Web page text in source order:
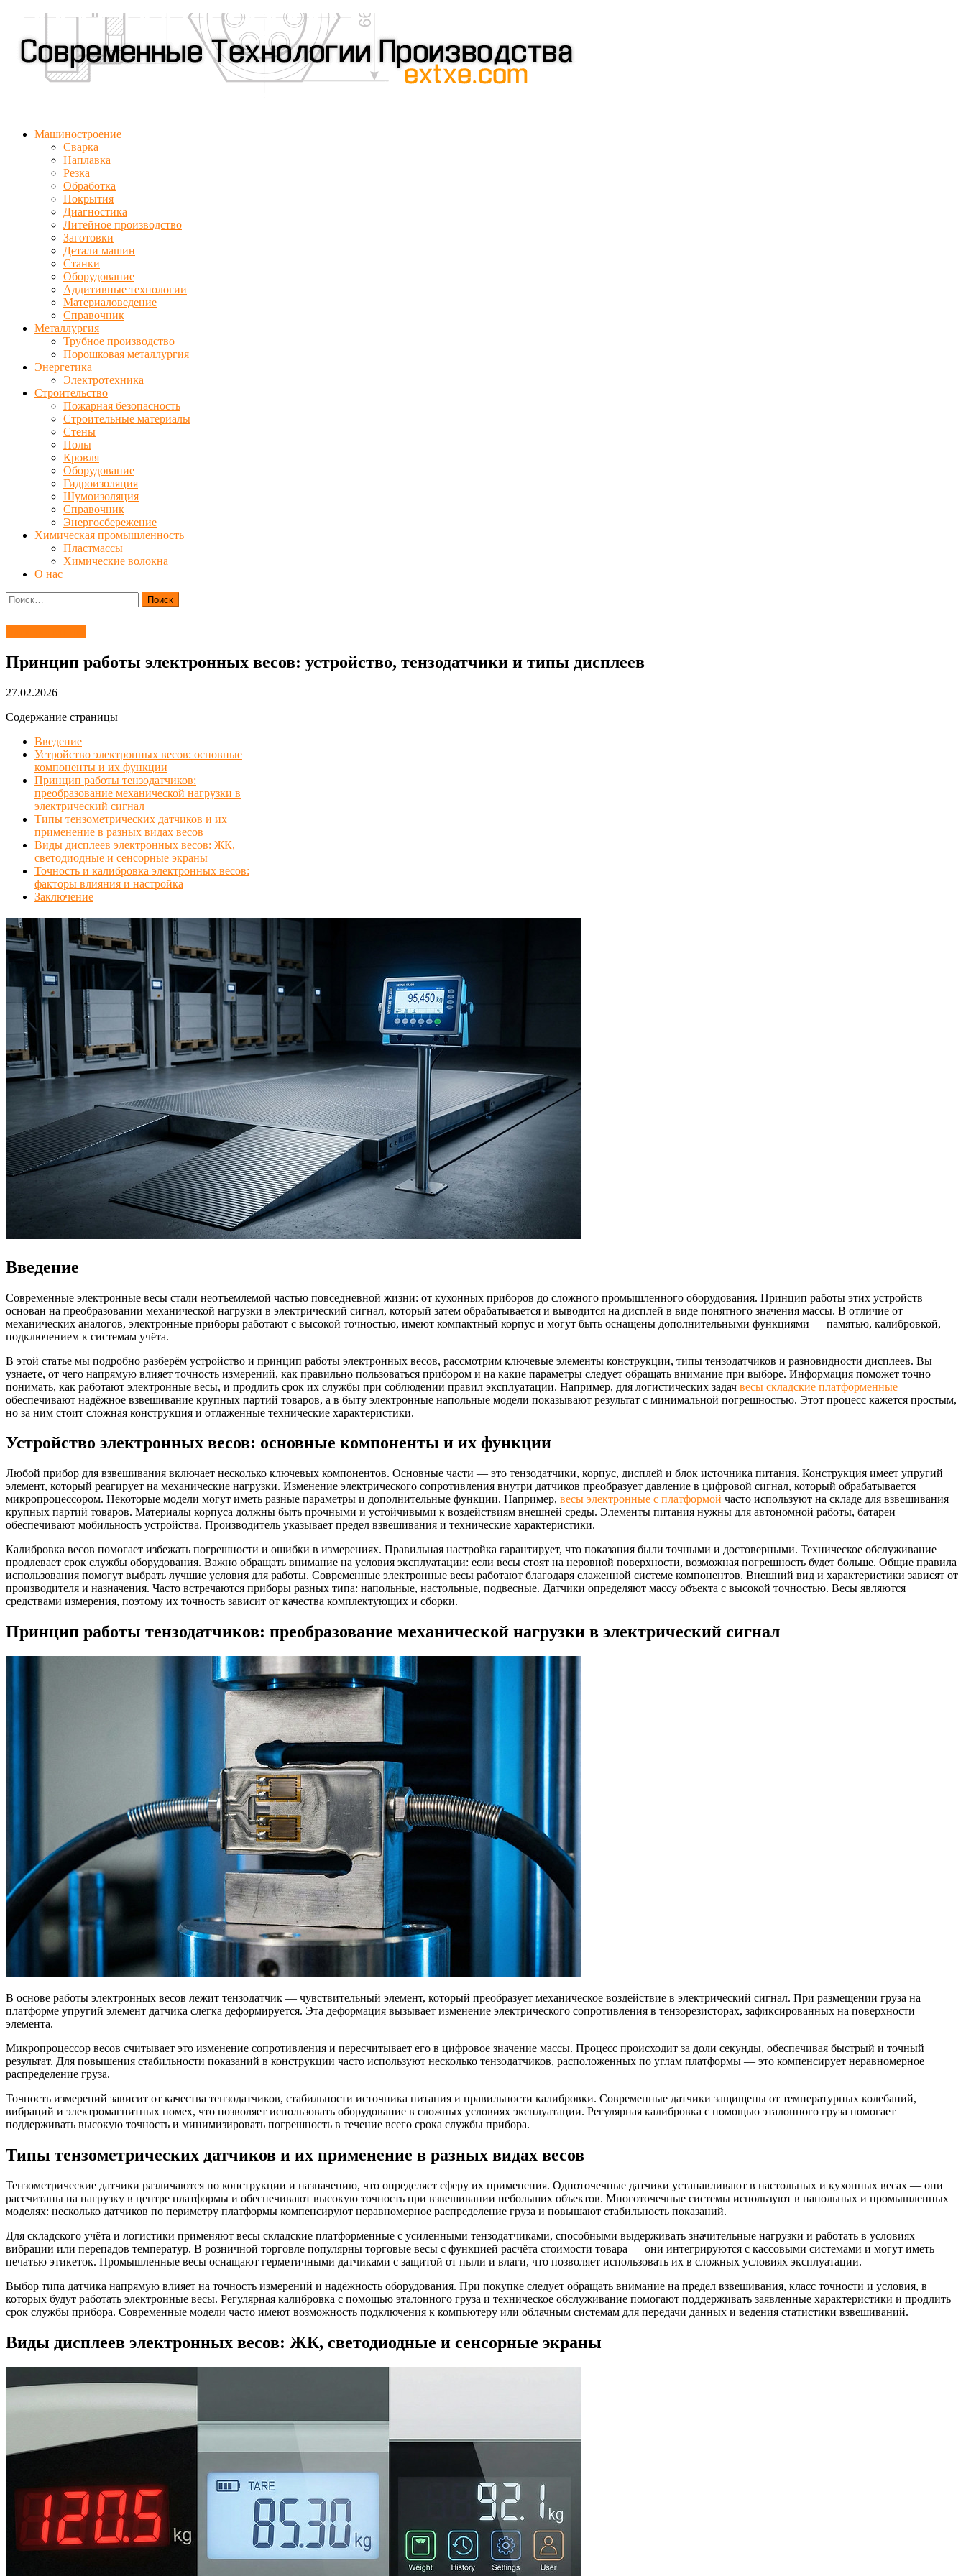
Машиностроение
Сварка
Наплавка
Резка
Обработка
Покрытия
Диагностика
Литейное производство
Заготовки
Детали машин
Станки
Оборудование
Аддитивные технологии
Материаловедение
Справочник
Металлургия
Трубное производство
Порошковая металлургия
Энергетика
Электротехника
Строительство
Пожарная безопасность
Строительные материалы
Стены
Полы
Кровля
Оборудование
Гидроизоляция
Шумоизоляция
Справочник
Энергосбережение
Химическая промышленность
Пластмассы
Химические волокна
О нас
Найти:
Принцип работы электронных весов: устройство, тензодатчики и типы дисплеев
27.02.2026
Содержание страницы
Введение
Устройство электронных весов: основные
компоненты и их функции
Принцип работы тензодатчиков:
преобразование механической нагрузки в
электрический сигнал
Типы тензометрических датчиков и их
применение в разных видах весов
Виды дисплеев электронных весов: ЖК,
светодиодные и сенсорные экраны
Точность и калибровка электронных весов:
факторы влияния и настройка
Заключение
Введение
Современные электронные весы стали неотъемлемой частью повседневной жизни: от кухонных приборов до сложного промышленного оборудования. Принцип работы этих устройств
основан на преобразовании механической нагрузки в электрический сигнал, который затем обрабатывается и выводится на дисплей в виде понятного значения массы. В отличие от
механических аналогов, электронные приборы работают с высокой точностью, имеют компактный корпус и могут быть оснащены дополнительными функциями — памятью, калибровкой,
подключением к системам учёта.
В этой статье мы подробно разберём устройство и принцип работы электронных весов, рассмотрим ключевые элементы конструкции, типы тензодатчиков и разновидности дисплеев. Вы
узнаете, от чего напрямую влияет точность измерений, как правильно пользоваться прибором и на какие параметры следует обращать внимание при выборе. Информация поможет точно
понимать, как работают электронные весы, и продлить срок их службы при соблюдении правил эксплуатации. Например, для логистических задач весы складские платформенные
обеспечивают надёжное взвешивание крупных партий товаров, а в быту электронные напольные модели показывают результат с минимальной погрешностью. Этот процесс кажется простым,
но за ним стоит сложная конструкция и отлаженные технические характеристики.
Устройство электронных весов: основные компоненты и их функции
Любой прибор для взвешивания включает несколько ключевых компонентов. Основные части — это тензодатчики, корпус, дисплей и блок источника питания. Конструкция имеет упругий
элемент, который реагирует на механические нагрузки. Изменение электрического сопротивления внутри датчиков преобразует давление в цифровой сигнал, который обрабатывается
микропроцессором. Некоторые модели могут иметь разные параметры и дополнительные функции. Например, весы электронные с платформой часто используют на складе для взвешивания
крупных партий товаров. Материалы корпуса должны быть прочными и устойчивыми к воздействиям внешней среды. Элементы питания нужны для автономной работы, батареи
обеспечивают мобильность устройства. Производитель указывает предел взвешивания и технические характеристики.
Калибровка весов помогает избежать погрешности и ошибки в измерениях. Правильная настройка гарантирует, что показания были точными и достоверными. Техническое обслуживание
продлевает срок службы оборудования. Важно обращать внимание на условия эксплуатации: если весы стоят на неровной поверхности, возможная погрешность будет больше. Общие правила
использования помогут выбрать лучшие условия для работы. Современные электронные весы работают благодаря слаженной системе компонентов. Внешний вид и характеристики зависят от
производителя и назначения. Часто встречаются приборы разных типа: напольные, настольные, подвесные. Датчики определяют массу объекта с высокой точностью. Весы являются
средствами измерения, поэтому их точность зависит от качества комплектующих и сборки.
Принцип работы тензодатчиков: преобразование механической нагрузки в электрический сигнал
В основе работы электронных весов лежит тензодатчик — чувствительный элемент, который преобразует механическое воздействие в электрический сигнал. При размещении груза на
платформе упругий элемент датчика слегка деформируется. Эта деформация вызывает изменение электрического сопротивления в тензорезисторах, зафиксированных на поверхности
элемента.
Микропроцессор весов считывает это изменение сопротивления и пересчитывает его в цифровое значение массы. Процесс происходит за доли секунды, обеспечивая быстрый и точный
результат. Для повышения стабильности показаний в конструкции часто используют несколько тензодатчиков, расположенных по углам платформы — это компенсирует неравномерное
распределение груза.
Точность измерений зависит от качества тензодатчиков, стабильности источника питания и правильности калибровки. Современные датчики защищены от температурных колебаний,
вибраций и электромагнитных помех, что позволяет использовать оборудование в сложных условиях эксплуатации. Регулярная калибровка с помощью эталонного груза помогает
поддерживать высокую точность и минимизировать погрешность в течение всего срока службы прибора.
Типы тензометрических датчиков и их применение в разных видах весов
Тензометрические датчики различаются по конструкции и назначению, что определяет сферу их применения. Одноточечные датчики устанавливают в настольных и кухонных весах — они
рассчитаны на нагрузку в центре платформы и обеспечивают высокую точность при взвешивании небольших объектов. Многоточечные системы используют в напольных и промышленных
моделях: несколько датчиков по периметру платформы компенсируют неравномерное распределение груза и повышают стабильность показаний.
Для складского учёта и логистики применяют весы складские платформенные с усиленными тензодатчиками, способными выдерживать значительные нагрузки и работать в условиях
вибрации или перепадов температур. В розничной торговле популярны торговые весы с функцией расчёта стоимости товара — они интегрируются с кассовыми системами и могут иметь
печатью этикеток. Промышленные весы оснащают герметичными датчиками с защитой от пыли и влаги, что позволяет использовать их в сложных условиях эксплуатации.
Выбор типа датчика напрямую влияет на точность измерений и надёжность оборудования. При покупке следует обращать внимание на предел взвешивания, класс точности и условия, в
которых будут работать электронные весы. Регулярная калибровка с помощью эталонного груза и техническое обслуживание помогают поддерживать заявленные характеристики и продлить
срок службы прибора. Современные модели часто имеют возможность подключения к компьютеру или облачным системам для передачи данных и ведения статистики взвешиваний.
Виды дисплеев электронных весов: ЖК, светодиодные и сенсорные экраны